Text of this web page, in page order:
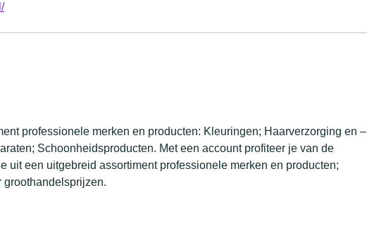
professionele merken en producten: Kleuringen; Haarverzorging en –
Schoonheidsproducten. Met een account profiteer je van de
uit een uitgebreid assortiment professionele merken en producten;